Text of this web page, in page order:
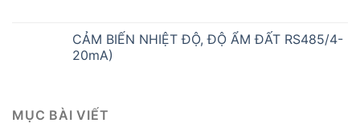
CẢM BIẾN NHIỆT ĐỘ, ĐỘ ẨM ĐẤT RS485/4-
20mA)
MỤC BÀI VIẾT